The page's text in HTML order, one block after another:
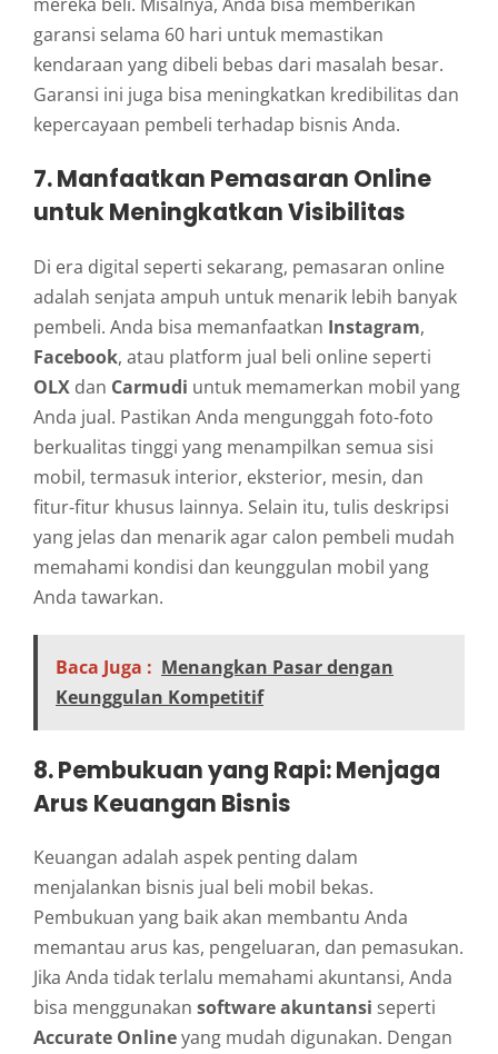
garansi selama 60 hari untuk memastikan
kendaraan yang dibeli bebas dari masalah besar.
Garansi ini juga bisa meningkatkan kredibilitas dan
kepercayaan pembeli terhadap bisnis Anda.
7.Manfaatkan Pemasaran Online
untuk Meningkatkan Visibilitas
Di era digital seperti sekarang, pemasaran online
adalah senjata ampuh untuk menarik lebih banyak
pembeli. Anda bisa memanfaatkan Instagram,
Facebook, atau platform jual beli online seperti
OLX dan Carmudi untuk memamerkan mobil yang
Anda jual. Pastikan Anda mengunggah foto-foto
berkualitas tinggi yang menampilkan semua sisi
mobil, termasuk interior, eksterior, mesin, dan
fitur-fitur khusus lainnya. Selain itu, tulis deskripsi
yang jelas dan menarik agar calon pembeli mudah
memahami kondisi dan keunggulan mobil yang
Anda tawarkan.
Baca Juga : Menangkan Pasar dengan
Keunggulan Kompetitif
8.Pembukuan yang Rapi: Menjaga
Arus Keuangan Bisnis
Keuangan adalah aspek penting dalam
menjalankan bisnis jual beli mobil bekas.
Pembukuan yang baik akan membantu Anda
memantau arus kas, pengeluaran, dan pemasukan.
Jika Anda tidak terlalu memahami akuntansi, Anda
bisa menggunakan software akuntansi seperti
Accurate Onlineyang mudah digunakan. Dengan